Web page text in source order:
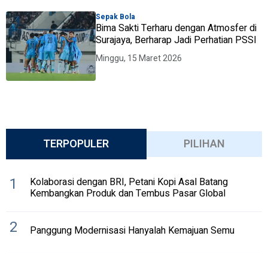
Sepak Bola
Bima Sakti Terharu dengan Atmosfer di
Surajaya, Berharap Jadi Perhatian PSSI
Minggu, 15 Maret 2026
TERPOPULER PILIHAN
1 Kolaborasi dengan BRI, Petani Kopi Asal Batang
Kembangkan Produk dan Tembus Pasar Global
2 Panggung Modernisasi Hanyalah Kemajuan Semu